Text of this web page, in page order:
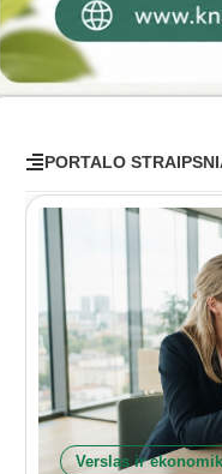
PORTALO
Verslas ir